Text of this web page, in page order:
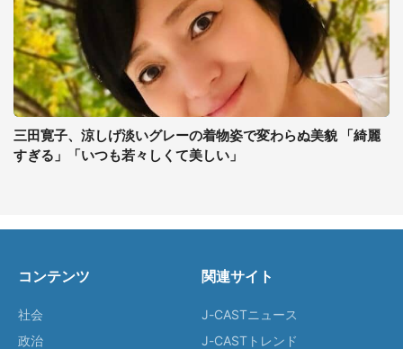
三田寛子、涼しげ淡いグレーの着物姿で変わらぬ美貌 「綺麗
すぎる」「いつも若々しくて美しい」
コンテンツ
社会
政治
関連サイト
J-CASTニュース
J-CASTトレンド